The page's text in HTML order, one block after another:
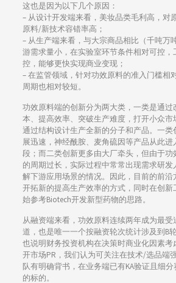
这也是因为以下几个原因：
– 从设计开发端来看，美妆品类毛利高，对
原料/新技术容错率高；
– 从生产端来看，与大宗商品相比（千吨万
游需求量小，在实验室环节条件相对可控
控，能够更快实现商业变现；
– 在监管领域，针对功效原料的准入门槛相
周期也相对较短。
功效原料端的创新分为两大类，一类是通过
本、提高效率、突破生产难度，打开小众市
通过结构设计生产全新的分子和产品。一
展迅速，神经酰胺、麦角硫因等产品从此进
段；而二类创新更多由大厂牵头，但由于
的周期过长，实际过程中常常出现需求研
解下游应用场景的情况。因此，目前的前
开拓新的提高生产效率的方式，同时在创
始参考Biotech开发新型药物的思路。
从融资端来看，功效原料连续两年成为最
道，也是唯一一个按融资轮次统计涉及到B
也说明财务投资机构在决策时商业化因素考
开市场PR，我们认为可关注在技术/选品端
队有明确背书，在业务端已有KA验证且细
的标的。